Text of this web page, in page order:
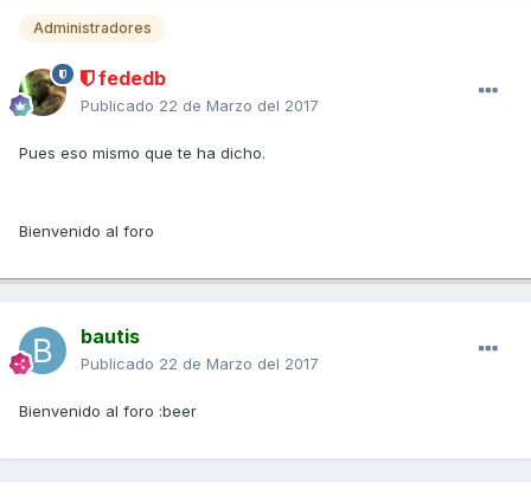
Administradores
fededb
Publicado 22 de Marzo del 2017
Pues eso mismo que te ha dicho.
Bienvenido al foro
bautis
Publicado 22 de Marzo del 2017
Bienvenido al foro :beer